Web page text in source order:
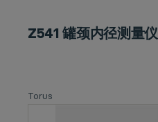
Z541 罐颈内径测量仪
Torus